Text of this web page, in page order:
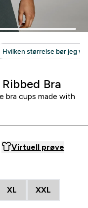
Bra
bra cups made with
Virtuell prøve
XL XXL